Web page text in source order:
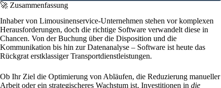
🚀 Zusammenfassung
Inhaber von Limousinenservice-Unternehmen stehen vor komplexen
Herausforderungen, doch die richtige Software verwandelt diese in
Chancen. Von der Buchung über die Disposition und die
Kommunikation bis hin zur Datenanalyse – Software ist heute das
Rückgrat erstklassiger Transportdienstleistungen.
Ob Ihr Ziel die Optimierung von Abläufen, die Reduzierung manueller
Arbeit oder ein strategischeres Wachstum ist, Investitionen in die